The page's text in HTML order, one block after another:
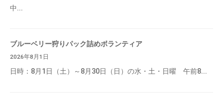
中...
ブルーベリー狩りパック詰めボランティア
2026年8月1日
日時：8月1日（土）～8月30日（日）の水・土・日曜 午前8...